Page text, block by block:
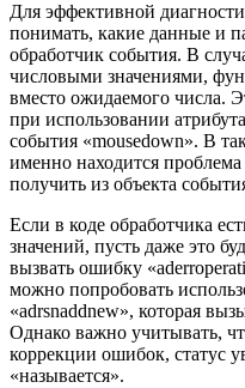
Для эффективной
понимать, какие данные и
обработчик события. В
числовыми значениями,
вместо ожидаемого числа.
при использовании
события «mousedown». В
именно находится
получить из объекта
Если в коде обработчика
значений, пусть даже это
вызвать ошибку
можно попробовать
«adrsnaddnew», которая
Однако важно учитывать,
коррекции ошибок, статус
«называется».